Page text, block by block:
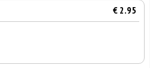
€ 2.95